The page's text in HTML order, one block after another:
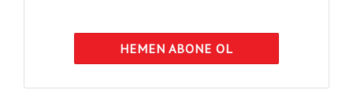
HEMEN ABONE OL